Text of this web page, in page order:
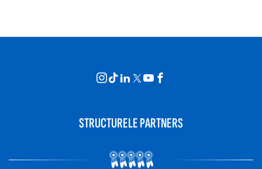
STRUCTURELE PARTNERS